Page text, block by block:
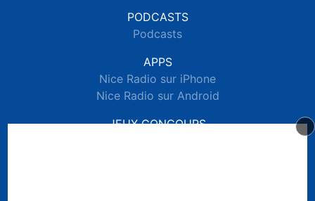
PODCASTS
Podcasts
APPS
Nice Radio sur iPhone
Nice Radio sur Android
JEUX CONCOURS